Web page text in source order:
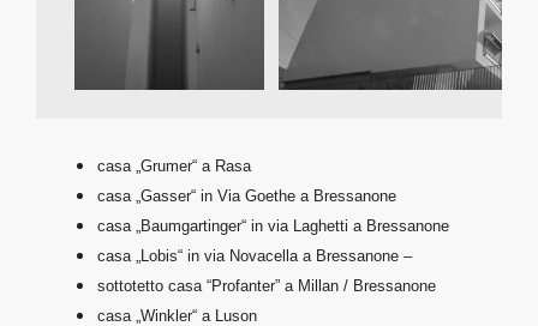
casa „Grumer“ a Rasa
casa „Gasser“ in Via Goethe a Bressanone
casa „Baumgartinger“ in via Laghetti a Bressanone
casa „Lobis“ in via Novacella a Bressanone –
sottotetto casa “Profanter” a Millan / Bressanone
casa „Winkler“ a Luson